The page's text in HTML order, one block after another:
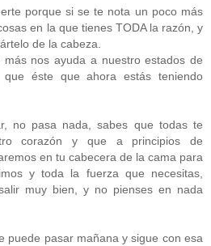
porque si se te nota un poco más
en la que tienes TODA la razón, y
de la cabeza.
nos ayuda a nuestro estados de
éste que ahora estás teniendo
no pasa nada, sabes que todas te
corazón y que a principios de
en tu cabecera de la cama para
y toda la fuerza que necesitas,
muy bien, y no pienses en nada
puede pasar mañana y sigue con esa